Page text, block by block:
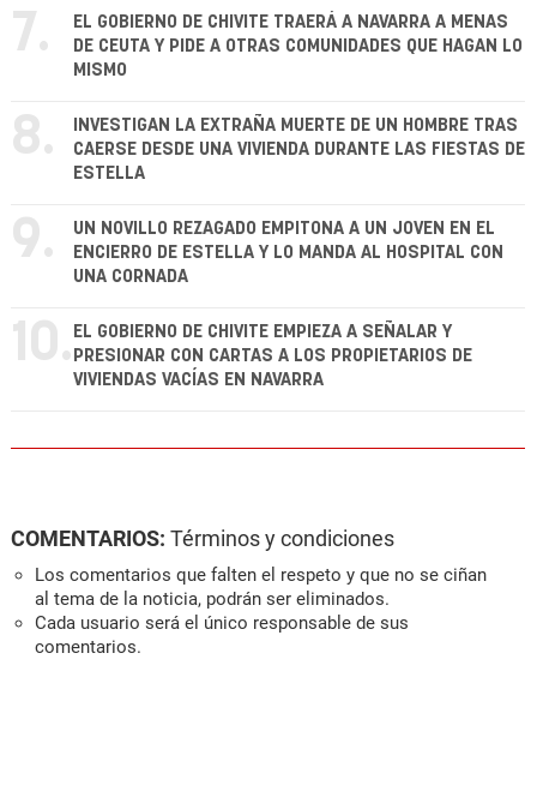
7.
EL GOBIERNO DE CHIVITE TRAERÁ A NAVARRA A MENAS
DE CEUTA Y PIDE A OTRAS COMUNIDADES QUE HAGAN LO
MISMO
8.
INVESTIGAN LA EXTRAÑA MUERTE DE UN HOMBRE TRAS
CAERSE DESDE UNA VIVIENDA DURANTE LAS FIESTAS DE
ESTELLA
9.
UN NOVILLO REZAGADO EMPITONA A UN JOVEN EN EL
ENCIERRO DE ESTELLA Y LO MANDA AL HOSPITAL CON
UNA CORNADA
10. EL GOBIERNO DE CHIVITE EMPIEZA A SEÑALAR Y
PRESIONAR CON CARTAS A LOS PROPIETARIOS DE
VIVIENDAS VACÍAS EN NAVARRA
COMENTARIOS: Términos y condiciones
Los comentarios que falten el respeto y que no se ciñan
al tema de la noticia, podrán ser eliminados.
Cada usuario será el único responsable de sus
comentarios.